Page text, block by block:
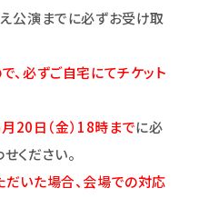
え公演までに必ずお受け取
、必ずご自宅にてチケット
月20日（金）18時までに必
ください。
だいた場合、会場での対応